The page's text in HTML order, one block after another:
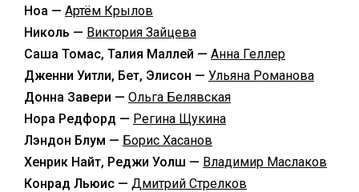
Ноа — Артём Крылов
Николь — Виктория Зайцева
Саша Томас, Талия Маллей — Анна Геллер
Дженни Уитли, Бет, Элисон — Ульяна Романова
Донна Завери — Ольга Белявская
Нора Редфорд — Регина Щукина
Лэндон Блум — Борис Хасанов
Хенрик Найт, Реджи Уолш — Владимир Маслаков
Конрад Льюис — Дмитрий Стрелков